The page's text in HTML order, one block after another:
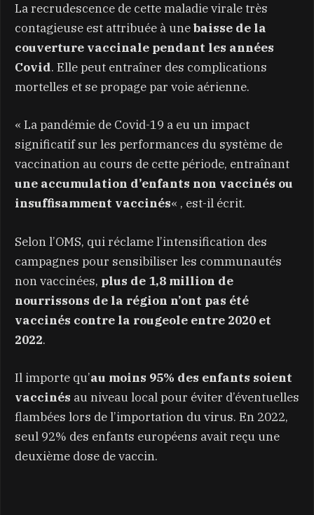
La recrudescence de cette maladie virale très
contagieuse est attribuée à unebaisse de la
couverture vaccinale pendant les années
Covid. Elle peut entraîner des complications
mortelles et se propage par voie aérienne.
« La pandémie de Covid-19 a eu un impact
significatif sur les performances du système de
vaccination au cours de cette période, entraînant
une accumulation d’enfants non vaccinés ou
insuffisamment vaccinés« , est-il écrit.
Selon l’OMS, qui réclame l’intensification des
campagnes pour sensibiliser les communautés
non vaccinées, plus de 1,8 million de
nourrissons de la région n’ont pas été
vaccinés contre la rougeole entre 2020 et
2022.
Il importe qu’au moins 95% des enfants soient
vaccinés au niveau local pour éviter d’éventuelles
flambées lors de l’importation du virus. En 2022,
seul 92% des enfants européens avait reçu une
deuxième dose de vaccin.